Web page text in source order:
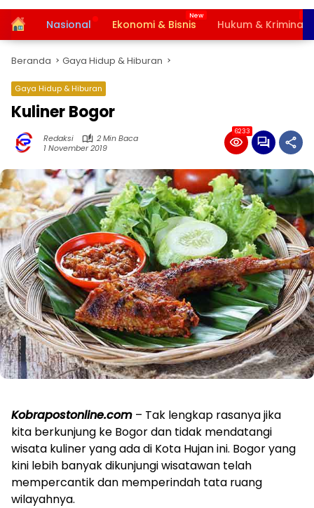
HomeNasional Ekonomi & Bisnis Hukum & Kriminal
Beranda Gaya Hidup & Hiburan
Gaya Hidup & Hiburan
Kuliner Bogor
Redaksi
2 Min Baca
1 November 2019
6233
Kobrapostonline.com – Tak lengkap rasanya jika
kita berkunjung ke Bogor dan tidak mendatangi
wisata kuliner yang ada di Kota Hujan ini. Bogor yang
kini lebih banyak dikunjungi wisatawan telah
mempercantik dan memperindah tata ruang
wilayahnya.